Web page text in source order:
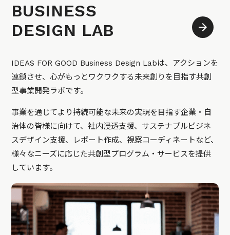
BUSINESS
DESIGN LAB
IDEAS FOR GOOD Business Design Labは、アクションを
連鎖させ、心がもっとワクワクする未来創りを目指す共創
型事業開発ラボです。
事業を通じてより持続可能な未来の実現を目指す企業・自
治体の皆様に向けて、社内浸透支援、サステナブルビジネ
スデザイン支援、レポート作成、視察コーディネートなど、
様々なニーズに応じた共創型プログラム・サービスを提供
しています。